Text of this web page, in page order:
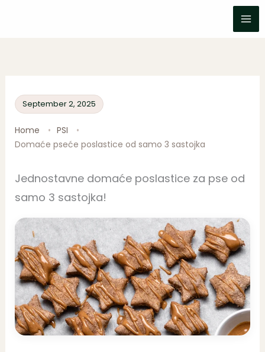
September 2, 2025
Home
PSI
Domaće pseće poslastice od samo 3 sastojka
Jednostavne domaće poslastice za pse od
samo 3 sastojka!